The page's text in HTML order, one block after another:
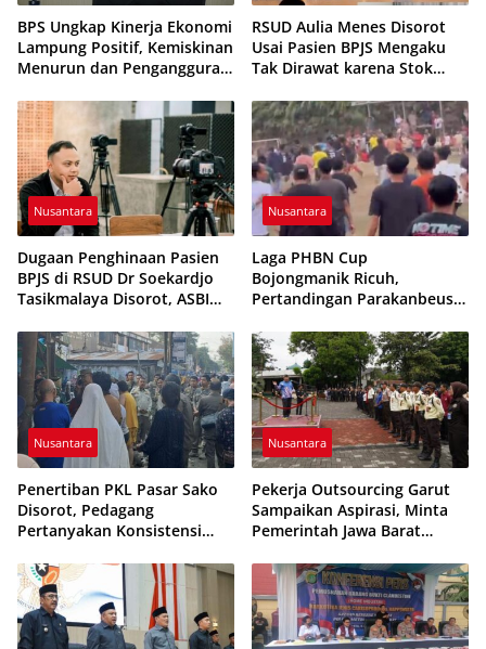
BPS Ungkap Kinerja Ekonomi
Lampung Positif, Kemiskinan
Menurun dan Pengangguran
RSUD Aulia Menes Disorot
Usai Pasien BPJS Mengaku
Tak Dirawat karena Stok
Nusantara
Dugaan Penghinaan Pasien
BPJS di RSUD Dr Soekardjo
Tasikmalaya Disorot, ASBI
Etika Pelayanan
Nusantara
Laga PHBN Cup
Bojongmanik Ricuh,
Pertandingan Parakanbeusi
Dihentikan
Nusantara
Penertiban PKL Pasar Sako
Disorot, Pedagang
Pertanyakan Konsistensi
Pungutan
Nusantara
Pekerja Outsourcing Garut
Sampaikan Aspirasi, Minta
Pemerintah Jawa Barat